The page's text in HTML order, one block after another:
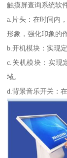
触摸屏查询系统软
a.片头：在时间内
形象，强化印象的
b.开机模块：实现
c.关机模块：实现
域。
d.背景音乐开关：